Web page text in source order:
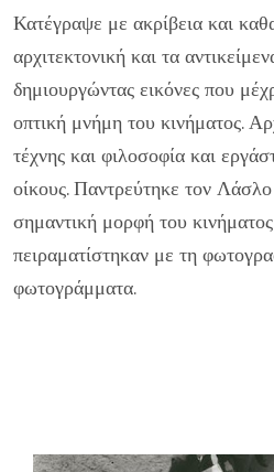
Κατέγραψε με ακρίβεια και
αρχιτεκτονική και τα
δημιουργώντας εικόνες που
οπτική μνήμη του κινήματος.
τέχνης και φιλοσοφία και
οίκους. Παντρεύτηκε τον
σημαντική μορφή του
πειραματίστηκαν με τη
φωτογράμματα.